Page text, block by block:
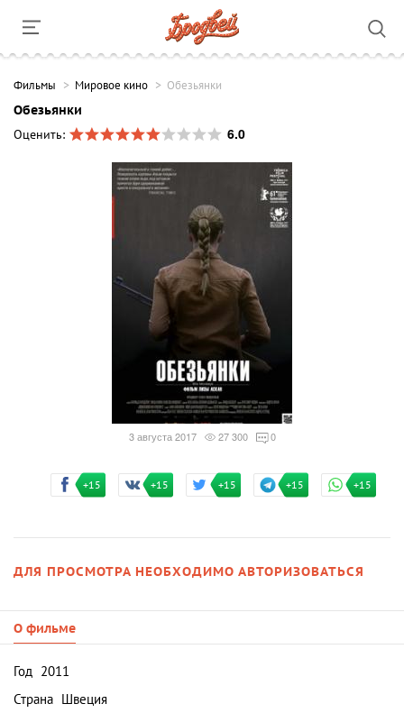
Фильмы Мировое кино Обезьянки
Обезьянки
Оценить:
6.0
3 августа 2017 27 300 0
+15 +15 +15 +15 +15
ДЛЯ ПРОСМОТРА НЕОБХОДИМО АВТОРИЗОВАТЬСЯ
О фильме
Год 2011
Страна Швеция